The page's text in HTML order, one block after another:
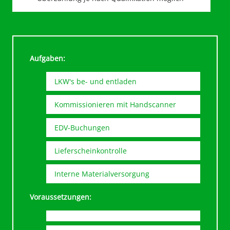
Aufgaben:
LKW's be- und entladen
Kommissionieren mit Handscanner
EDV-Buchungen
Lieferscheinkontrolle
Interne Materialversorgung
Voraussetzungen: